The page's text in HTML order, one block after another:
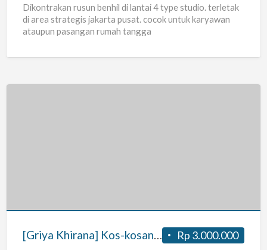
Dikontrakan rusun benhil di lantai 4 type studio. terletak
di area strategis jakarta pusat. cocok untuk karyawan
ataupun pasangan rumah tangga
Benhil,
Rp 3.000.000
[Griya Khirana] Kos-kosan di daerah Benhil, JakPus